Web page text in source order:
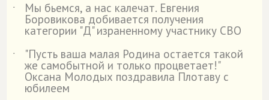
˙
Мы бьемся, а нас калечат. Евгения
Боровикова добивается получения
категории "Д" израненному участнику СВО
˙
"Пусть ваша малая Родина остается такой
же самобытной и только процветает!"
Оксана Молодых поздравила Плотаву с
юбилеем